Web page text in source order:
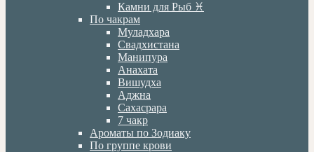
Камни для Рыб ♓️
По чакрам
Муладхара
Свадхистана
Манипура
Анахата
Вишудха
Аджна
Сахасрара
7 чакр
Ароматы по Зодиаку
По группе крови